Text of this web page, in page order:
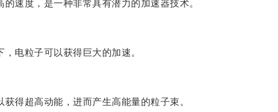
度，是一种非常具有潜力的加速器技术。
电粒子可以获得巨大的加速。
得超高动能，进而产生高能量的粒子束。